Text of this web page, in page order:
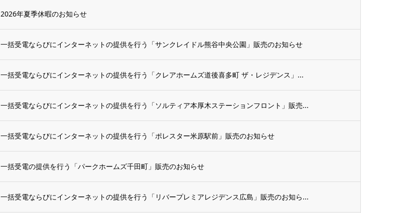
2026年夏季休暇のお知らせ
一括受電ならびにインターネットの提供を行う「サンクレイドル熊谷中央公園」販売のお知らせ
一括受電ならびにインターネットの提供を行う「クレアホームズ道後喜多町 ザ・レジデンス」...
一括受電ならびにインターネットの提供を行う「ソルティア本厚木ステーションフロント」販売...
一括受電ならびにインターネットの提供を行う「ポレスター米原駅前」販売のお知らせ
一括受電の提供を行う「パークホームズ千田町」販売のお知らせ
一括受電ならびにインターネットの提供を行う「リバープレミアレジデンス広島」販売のお知ら...